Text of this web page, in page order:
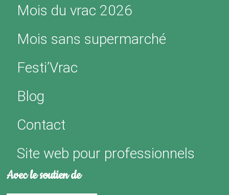
Mois du vrac 2026
Mois sans supermarché
Festi’Vrac
Blog
Contact
Site web pour professionnels
Avec le soutien de